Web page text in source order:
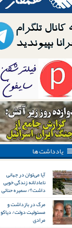
یادداشت ها
آیا می‌توان در جهانی
ناعادلانه زندگی خوبی
داشت؟/ سمیره حنائی
مرگ در بازداشت و
مسئولیت دولت/ دیاکو
مرادی